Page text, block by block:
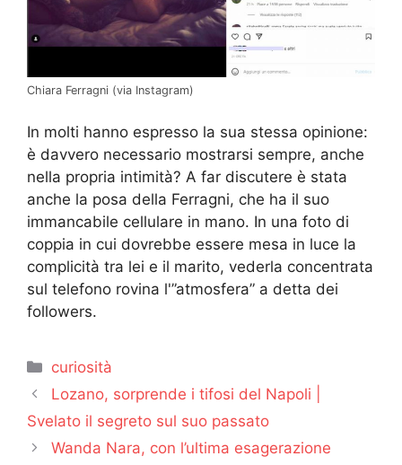
Chiara Ferragni (via Instagram)
In molti hanno espresso la sua stessa opinione:
è davvero necessario mostrarsi sempre, anche
nella propria intimità? A far discutere è stata
anche la posa della Ferragni, che ha il suo
immancabile cellulare in mano. In una foto di
coppia in cui dovrebbe essere mesa in luce la
complicità tra lei e il marito, vederla concentrata
sul telefono rovina l'”atmosfera” a detta dei
followers.
Categorie
curiosità
Lozano, sorprende i tifosi del Napoli |
Svelato il segreto sul suo passato
Wanda Nara, con l’ultima esagerazione